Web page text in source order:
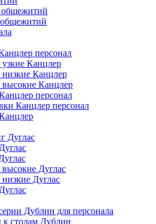
персонал
Канцлер
Канцлер
Канцлер
персонал
Канцлер персонал
Дуглас
Дуглас
Дуглас
Дублин для персонала
столам Дублин